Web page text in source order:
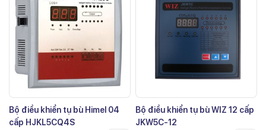
Bộ điều khiển tụ bù Himel 04
cấp HJKL5CQ4S
Bộ điều khiển tụ bù WIZ 12 cấp
JKW5C-12